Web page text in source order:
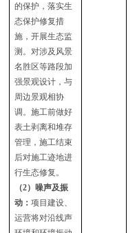
的保护，落实生
态保护修复措
施，开展生态监
测。对涉及风景
名胜区等路段加
强景观设计，与
周边景观相协
调。施工前做好
表土剥离和堆存
管理，施工结束
后对施工迹地进
行生态修复。
（2）噪声及振
动：项目建设、
运营将对沿线声